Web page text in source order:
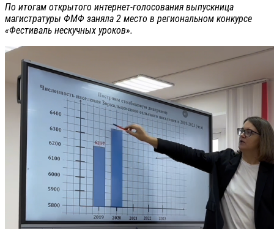
По итогам открытого интернет-голосования выпускница
магистратуры ФМФ заняла 2 место в региональном конкурсе
«Фестиваль нескучных уроков».